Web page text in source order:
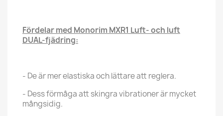
Fördelar med Monorim MXR1 Luft- och luft
DUAL-fjädring:
- De är mer elastiska och lättare att reglera.
- Dess förmåga att skingra vibrationer är mycket
mångsidig.